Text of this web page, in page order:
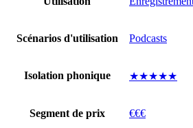
Scénarios d'utilisation Podcasts
Isolation phonique ★★★★★
Segment de prix €€€